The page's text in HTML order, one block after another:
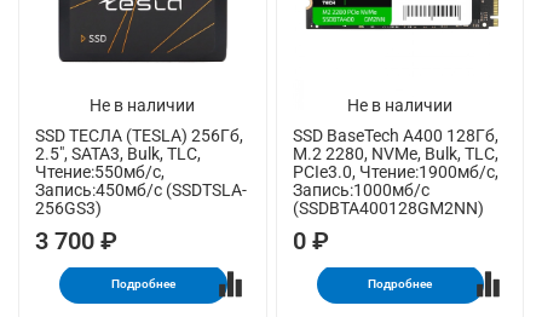
Не в наличии
SSD ТЕСЛА (TESLA) 256Гб,
2.5", SATA3, Bulk, TLC,
Чтение:550мб/с,
Запись:450мб/с (SSDTSLA-
256GS3)
3 700 ₽
Подробнее
Не в наличии
SSD BaseTech A400 128Гб,
M.2 2280, NVMe, Bulk, TLC,
PCIe3.0, Чтение:1900мб/с,
Запись:1000мб/с
(SSDBTA400128GM2NN)
0 ₽
Подробнее